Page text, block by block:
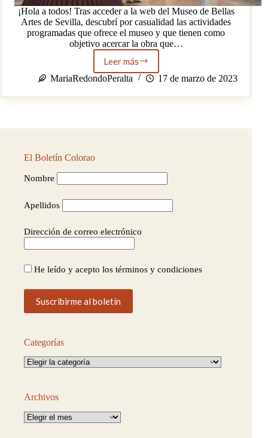
¡Hola a todos! Tras acceder a la web del Museo de Bellas
Artes de Sevilla, descubrí por casualidad las actividades
programadas que ofrece el museo y que tienen como
objetivo acercar la obra que…
Leer másACTIVIDADES
PROGRAMADAS
EL
ARTES
MariaRedondoPeralta 17 de marzo de 2023
El Boletín Colorao
Nombre
Apellidos
Dirección de correo electrónico
He leído y acepto los términos y condiciones
Categorías
Categorías
Archivos
Archivos